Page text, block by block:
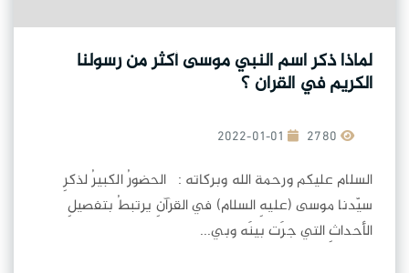
لماذا ذكر اسم النبي موسى أكثر من رسولنا
الكريم في القران ؟
2022-01-01
السلام عليكم ورحمة الله وبركاته : الحضورُ الكبيرُ لذكرِ
سيّدنا موسى (عليهِ السلام) في القرآنِ يرتبطُ بتفصيلِ
الأحداثِ التي جرَت بينَه وبي...